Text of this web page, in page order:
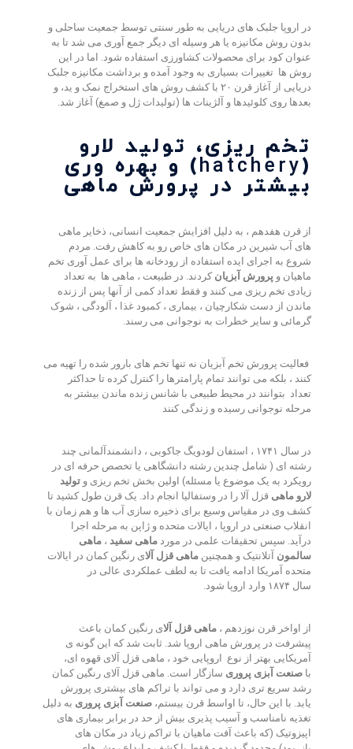
در اروپا جلبک های دریایی به طور سنتی توسط جمعیت ساحلی و
بدون روش مکانیزه یا هر وسیله ای دیگر جمع آوری می شد تا به
عنوان کود برای محصولات کشاورزی استفاده شود. اما در این
روش ها تغییرات بسیاری به وجود آمده و برداشت مکانیزه جلبک
دریایی از آغاز قرن ۲۰ با کشف روش های استخراج نمک و ید، و
بعدها روی کلوئیدها و آلژینات ها (تولیدات ژل و صمغ) آغاز شد.
تخم ریزی، تولید لارو
(
hatchery) و بهره وری
بیشتر در پرورش ماهی
از قرن هفدهم ، به دلیل افزایش جمعیت انسانی، ذخایر ماهی
های آب شیرین در مکان های خاص رو به کاهش رفت. مردم
شروع به اجرای ایده استفاده از رودخانه ها برای عمل آوری تخم
ماهیان و پرورش آبزیان کردند. در طبیعت ، ماهی ها به تعداد
زیادی تخم ریزی می کنند و فقط تعداد کمی از آنها پس از زنده
ماندن از دست شکارچیان ، بیماری ، کمبود غذا ، آلودگی ، شوک
گرمائی و سایر خطرات به نوجوانی می رسند.
فعالیت پرورش تخم آبزیان نه تنها تخم های بارور شده را تهیه می
کنند ، بلکه می توانند تمام پارامترها را کنترل کرده تا حداکثر
تعداد بتوانند در محیط طبیعی با شانس زنده ماندن بیشتر به
مرحله نوجوانی رسیده و زندگی کنند
در سال ۱۷۴۱ ، استفان لودویگ جاکوبی ، دانشمندآلمانی چند
رشته ای ( شامل چندین رشته دانشگاهی یا تخصص حرفه ای در
رویکرد به یک موضوع یا مسئله) اولین بخش تخم ریزی و تولید
لارو ماهی قزل آلا را در وستفالیا انجام داد. یک قرن طول کشید تا
کشف وی در مقیاس وسیع برای ذخیره سازی آب ها و هم زمان با
انقلاب صنعتی در اروپا ، ایالات متحده و ژاپن به مرحله اجرا
درآید. سپس تحقیقات علمی در مورد ماهی سفید ، ماهی
سالمون آتلانتیک و همچنین ماهی قزل آلای رنگین کمان در ایالات
متحده آمریکا ادامه یافت تا به لطف عملکردی عالی در
سال ۱۸۷۴ وارد اروپا شود
.
از اواخر قرن نوزدهم ، ماهی قزل آلای رنگین کمان باعث
پیشرفت در پرورش ماهی اروپا شد. ثابت شد که این گونه ی
آمریکایی بهتر از نوع
اروپایی خود ، ماهی قزل آلای قهوه ای،
با صنعت آبزی پروری سازگار است. ماهی قزل آلای رنگین کمان
رشد سریع تری دارد و می تواند با تراکم های بیشتری پرورش
یابد. با این حال، تا اواسط قرن بیستم، صنعت آبزی پروری به دلیل
تغذیه نامناسب و آسیب پذیری بیش از حد در برابر بیماری های
اپیزوتیک (که باعث آفت ماهیان با تراکم زیاد در مکان های